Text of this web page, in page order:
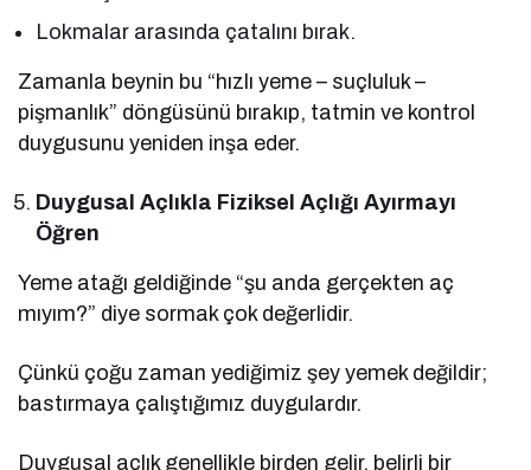
Lokmalar arasında çatalını bırak.
Zamanla beynin bu “hızlı yeme – suçluluk –
pişmanlık” döngüsünü bırakıp, tatmin ve kontrol
duygusunu yeniden inşa eder.
Duygusal Açlıkla Fiziksel Açlığı Ayırmayı
Öğren
Yeme atağı geldiğinde “şu anda gerçekten aç
mıyım?” diye sormak çok değerlidir.
Çünkü çoğu zaman yediğimiz şey yemek değildir;
bastırmaya çalıştığımız duygulardır.
Duygusal açlık genellikle birden gelir, belirli bir